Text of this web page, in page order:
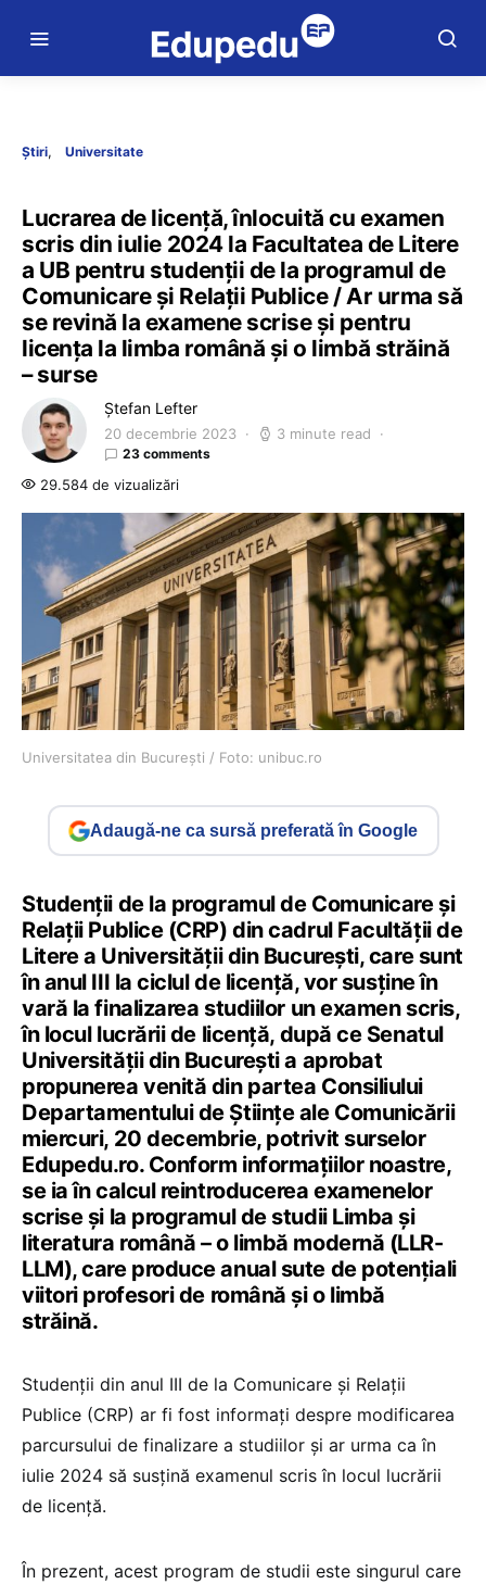
Știri Universitate
Lucrarea de licență, înlocuită cu examen
scris din iulie 2024 la Facultatea de Litere
a UB pentru studenții de la programul de
Comunicare și Relații Publice / Ar urma să
se revină la examene scrise și pentru
licența la limba română și o limbă străină
– surse
Ștefan Lefter
20 decembrie 2023 3 minute read
23 comments
29.584 de vizualizări
Universitatea din București / Foto: unibuc.ro
Adaugă-ne ca sursă preferată în Google
Studenții de la programul de Comunicare și
Relații Publice (CRP) din cadrul Facultății de
Litere a Universității din București, care sunt
în anul III la ciclul de licență, vor susține în
vară la finalizarea studiilor un examen scris,
în locul lucrării de licență, după ce Senatul
Universității din București a aprobat
propunerea venită din partea Consiliului
Departamentului de Științe ale Comunicării
miercuri, 20 decembrie, potrivit surselor
Edupedu.ro. Conform informațiilor noastre,
se ia în calcul reintroducerea examenelor
scrise și la programul de studii Limba și
literatura română – o limbă modernă (LLR-
LLM), care produce anual sute de potențiali
viitori profesori de română și o limbă
străină.
Studenții din anul III de la Comunicare și Relații
Publice (CRP) ar fi fost informați despre modificarea
parcursului de finalizare a studiilor și ar urma ca în
iulie 2024 să susțină examenul scris în locul lucrării
de licență.
În prezent, acest program de studii este singurul care